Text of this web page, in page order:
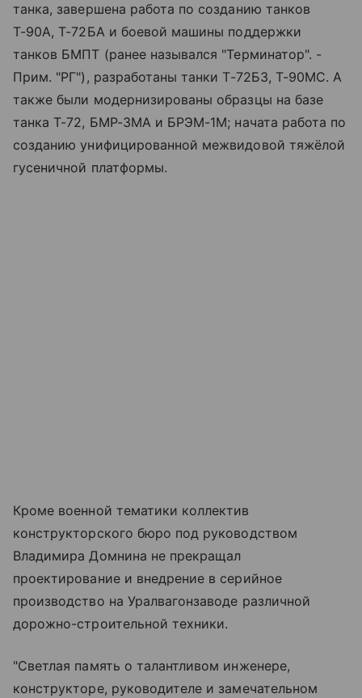
танка, завершена работа по созданию танков
Т-90А, Т-72БА и боевой машины поддержки
танков БМПТ (ранее назывался "Терминатор". -
Прим. "РГ"), разработаны танки Т-72Б3, Т-90МС. А
также были модернизированы образцы на базе
танка Т-72, БМР-3МА и БРЭМ-1М; начата работа по
созданию унифицированной межвидовой тяжёлой
гусеничной платформы.
Кроме военной тематики коллектив
конструкторского бюро под руководством
Владимира Домнина не прекращал
проектирование и внедрение в серийное
производство на Уралвагонзаводе различной
дорожно-строительной техники.
"Светлая память о талантливом инженере,
конструкторе, руководителе и замечательном